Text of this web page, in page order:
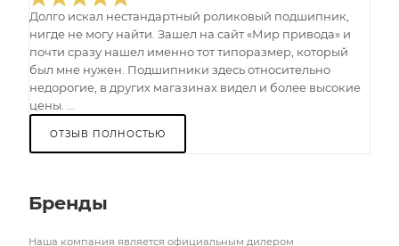
Долго искал нестандартный роликовый подшипник,
нигде не могу найти. Зашел на сайт «Мир привода» и
почти сразу нашел именно тот типоразмер, который
был мне нужен. Подшипники здесь относительно
недорогие, в других магазинах видел и более высокие
цены. ...
ОТЗЫВ ПОЛНОСТЬЮ
Бренды
Наша компания является официальным дилером